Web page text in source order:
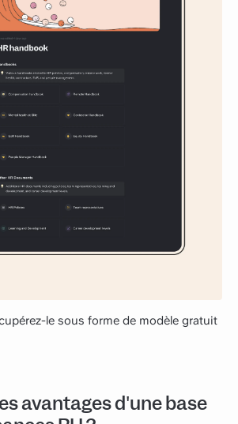
le sous forme de modèle gratuit
avantages d'une base